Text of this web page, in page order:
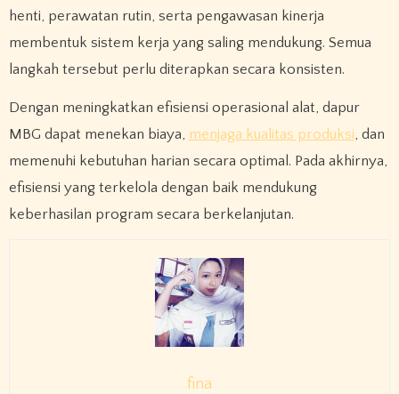
henti, perawatan rutin, serta pengawasan kinerja
membentuk sistem kerja yang saling mendukung. Semua
langkah tersebut perlu diterapkan secara konsisten.
Dengan meningkatkan efisiensi operasional alat, dapur
MBG dapat menekan biaya, menjaga kualitas produksi, dan
memenuhi kebutuhan harian secara optimal. Pada akhirnya,
efisiensi yang terkelola dengan baik mendukung
keberhasilan program secara berkelanjutan.
fina